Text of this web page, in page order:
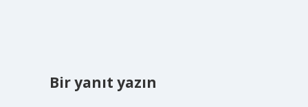
Bir yanıt yazın